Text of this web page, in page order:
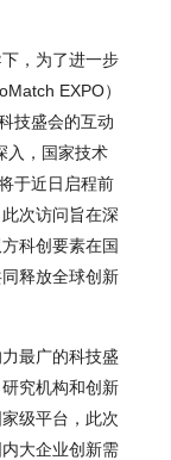
，为了进一步
EXPO）
技盛会的互动
入，国家技术
于近日启程前
次访问旨在深
科创要素在国
释放全球创新
最广的科技盛
究机构和创新
级平台，此次
大企业创新需